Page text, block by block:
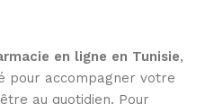
en ligne en Tunisie,
pour accompagner votre
au quotidien. Pour